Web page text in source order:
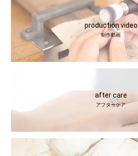
production video
制作動画
after care
アフターケア